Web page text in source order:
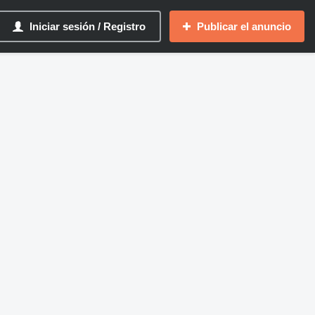
Iniciar sesión / Registro Publicar el anuncio